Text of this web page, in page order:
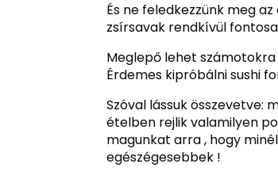
És ne feledkezzünk meg
zsírsavak rendkívül
Meglepő lehet
Érdemes kipróbálni sushi
Szóval lássuk összevetve:
ételben rejlik valamilyen
magunkat arra , hogy
egészégesebbek !